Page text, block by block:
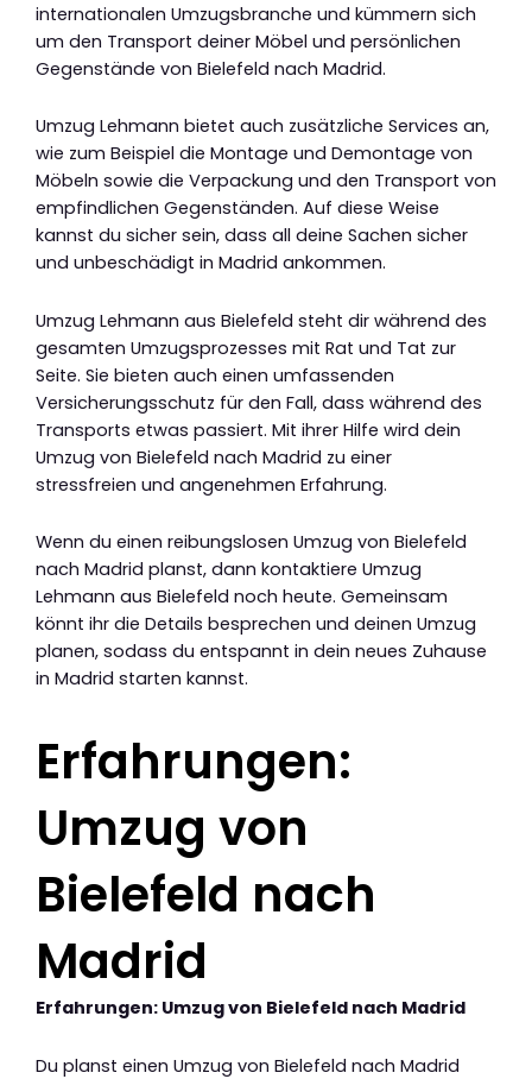
internationalen Umzugsbranche und kümmern sich
um den Transport deiner Möbel und persönlichen
Gegenstände von Bielefeld nach Madrid.
Umzug Lehmann bietet auch zusätzliche Services an,
wie zum Beispiel die Montage und Demontage von
Möbeln sowie die Verpackung und den Transport von
empfindlichen Gegenständen. Auf diese Weise
kannst du sicher sein, dass all deine Sachen sicher
und unbeschädigt in Madrid ankommen.
Umzug Lehmann aus Bielefeld steht dir während des
gesamten Umzugsprozesses mit Rat und Tat zur
Seite. Sie bieten auch einen umfassenden
Versicherungsschutz für den Fall, dass während des
Transports etwas passiert. Mit ihrer Hilfe wird dein
Umzug von Bielefeld nach Madrid zu einer
stressfreien und angenehmen Erfahrung.
Wenn du einen reibungslosen Umzug von Bielefeld
nach Madrid planst, dann kontaktiere Umzug
Lehmann aus Bielefeld noch heute. Gemeinsam
könnt ihr die Details besprechen und deinen Umzug
planen, sodass du entspannt in dein neues Zuhause
in Madrid starten kannst.
Erfahrungen:
Umzug von
Bielefeld nach
Madrid
Erfahrungen: Umzug von Bielefeld nach Madrid
Du planst einen Umzug von Bielefeld nach Madrid